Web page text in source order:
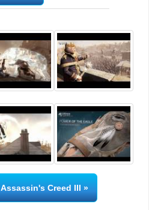
Creed III